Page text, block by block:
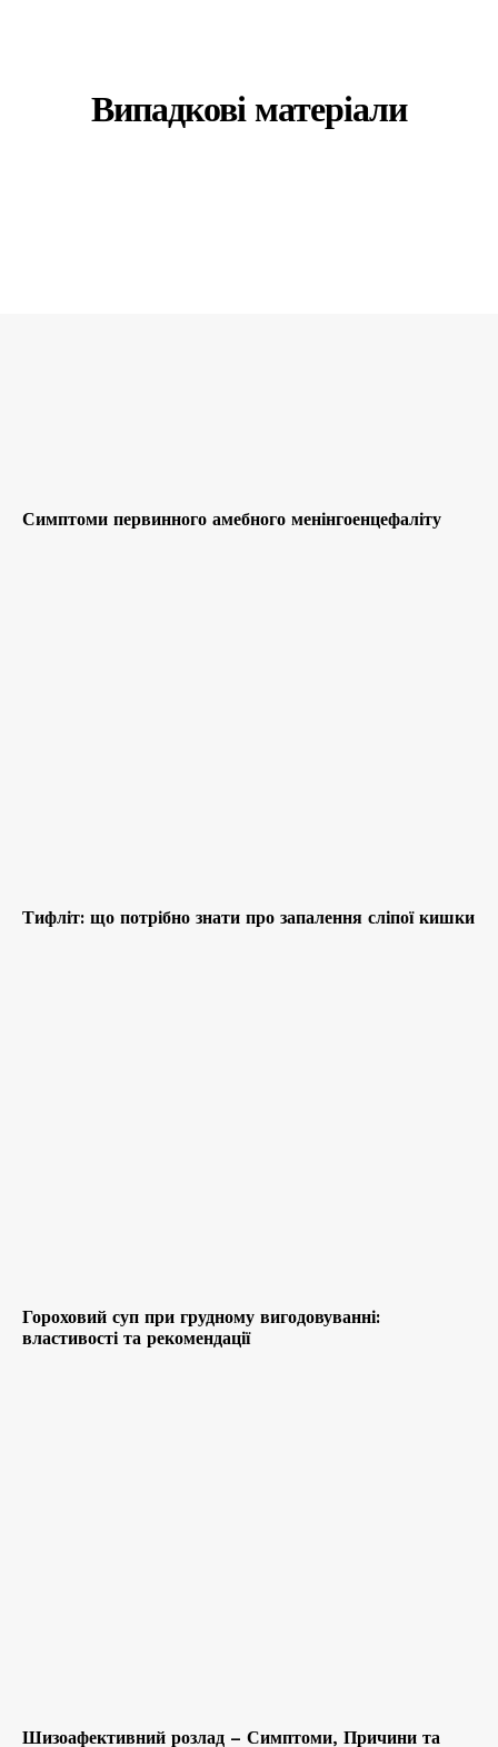
Випадкові матеріали
Симптоми первинного амебного менінгоенцефаліту
Тифліт: що потрібно знати про запалення сліпої кишки
Гороховий суп при грудному вигодовуванні:
властивості та рекомендації
Шизоафективний розлад – Симптоми, Причини та